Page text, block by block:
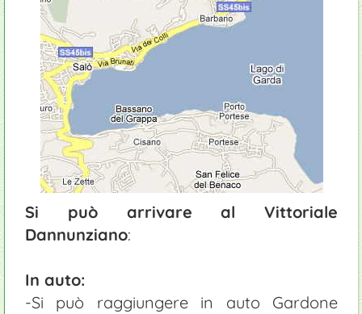
Si può arrivare al Vittoriale
Dannunziano:
In auto:
-Si può raggiungere in auto Gardone